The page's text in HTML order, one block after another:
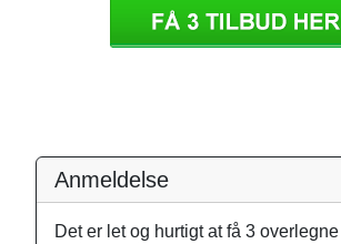
Anmeldelse
Det er let og hurtigt at få 3